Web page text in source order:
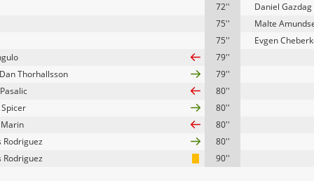
72''
Daniel Gazdag
75''
Malte
75''
Evgen
79''
Thorhallsson
79''
80''
80''
80''
Rodriguez
80''
Rodriguez
90''